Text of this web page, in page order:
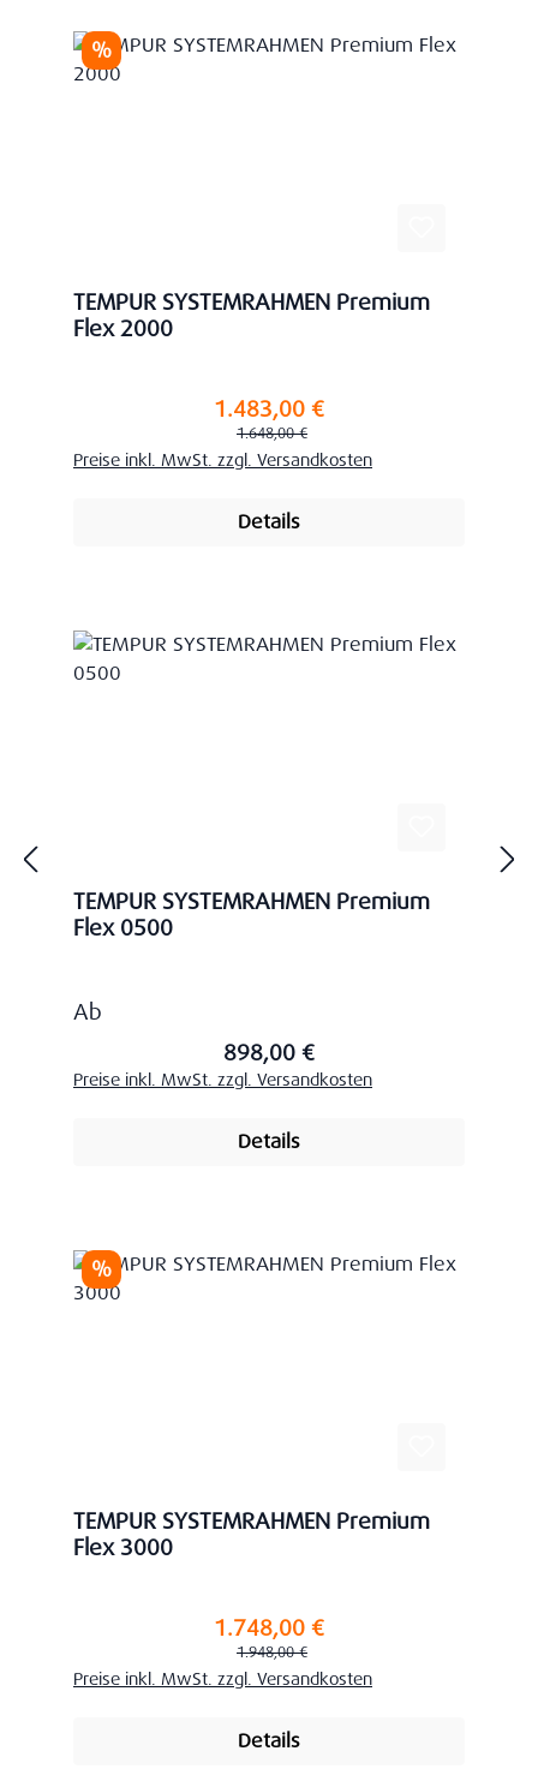
Rabatt
%
TEMPUR SYSTEMRAHMEN Premium
Flex 2000
Verkaufspreis:1.483,00 €
Regulärer Preis:
1.648,00 €
Preise inkl. MwSt. zzgl. Versandkosten
Details
TEMPUR SYSTEMRAHMEN Premium
Flex 0500
Regulärer Preis:
Ab
898,00 €
Preise inkl. MwSt. zzgl. Versandkosten
Details
Rabatt
%
TEMPUR SYSTEMRAHMEN Premium
Flex 3000
Verkaufspreis:1.748,00 €
Regulärer Preis:
1.948,00 €
Preise inkl. MwSt. zzgl. Versandkosten
Details